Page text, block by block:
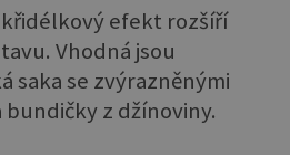
efekt rozšíří
Vhodná jsou
saka se zvýrazněnými
z džínoviny.